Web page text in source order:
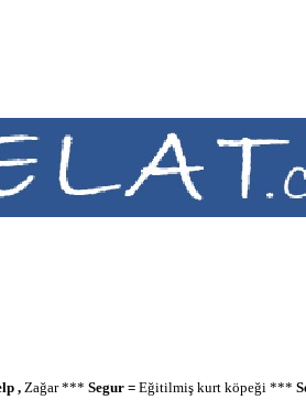
,Zağar *** Segur = Eğitilmiş kurt köpeği ***